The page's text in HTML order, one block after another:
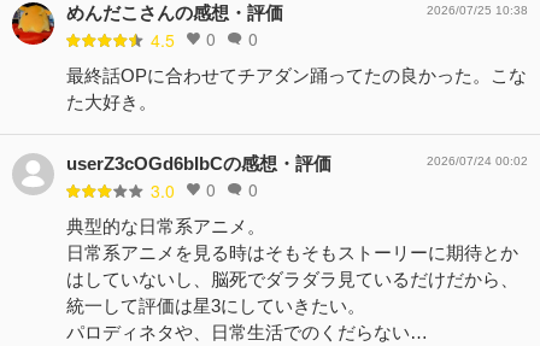
めんだこさんの感想・評価
4.5 0 0
2026/07/25 10:38
最終話OPに合わせてチアダン踊ってたの良かった。こな
た大好き。
userZ3cOGd6bIbCの感想・評価
3.0 0 0
2026/07/24 00:02
典型的な日常系アニメ。
日常系アニメを見る時はそもそもストーリーに期待とか
はしていないし、脳死でダラダラ見ているだけだから、
統一して評価は星3にしていきたい。
パロディネタや、日常生活でのくだらない…